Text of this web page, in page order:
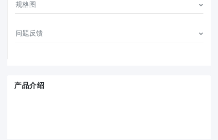
规格图
问题反馈
产品介绍